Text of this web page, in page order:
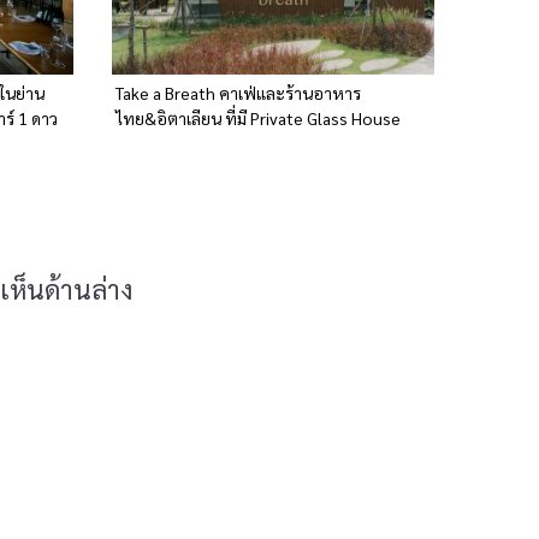
นย่าน
1 ดาว
Take a Breath คาเฟ่และร้านอาหาร
ไทย&อิตาเลียน ที่มี Private Glass House
ห็นด้านล่าง